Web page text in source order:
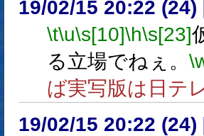
19/02/15 20:22 (24)
\t\u\s[10]\h\s[23]
る立場でねぇ。
ば実写版は日テ
19/02/15 20:22 (24)